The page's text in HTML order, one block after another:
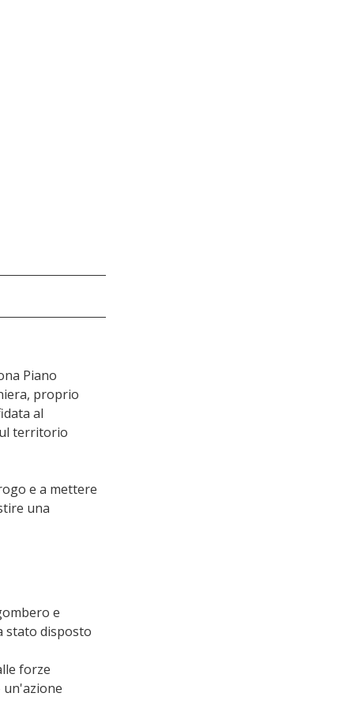
Piano
proprio
al
territorio
e a mettere
una
e
stato disposto
forze
un'azione